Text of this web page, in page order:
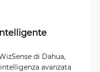
di Dahua,
avanzata